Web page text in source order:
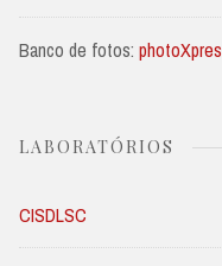
Banco de fotos: photoXpres
LABORATÓRIOS
CISDLSC